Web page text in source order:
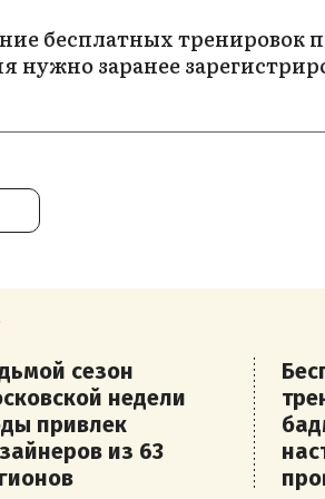
бесплатных тренировок
заранее
сезон
недели
привлек
из 63